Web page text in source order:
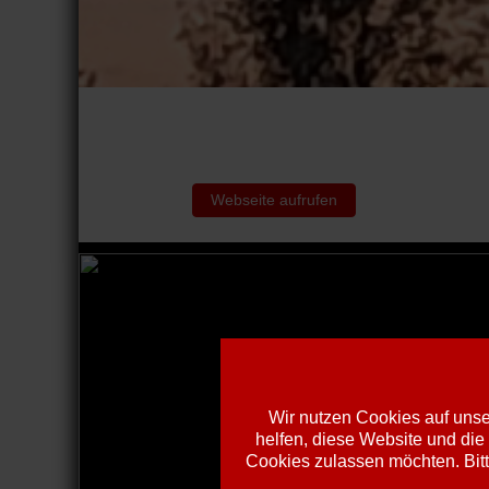
Webseite aufrufen
Wir nutzen Cookies auf
helfen, diese Website und
Cookies zulassen möchten.